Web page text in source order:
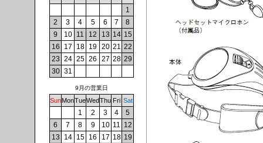
1
2
3 4 5 6 7
8
9
10 11 12 13 14 15
16
17 18 19 20 21 22
23 24 25 26 27 28 29
30 31
9月の営業日
SunMonTueWedThu Fri Sat
1 2 3 4
5
6
7 8 9 10 11 12
13
14 15 16 17 18 19